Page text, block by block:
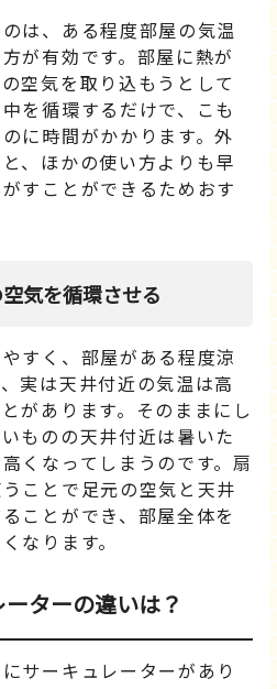
は、ある程度部屋の気温
が有効です。部屋に熱が
空気を取り込もうとして
を循環するだけで、こも
に時間がかかります。外
、ほかの使い方よりも早
すことができるためおす
気を循環させる
すく、部屋がある程度涼
実は天井付近の気温は高
があります。そのままにし
ものの天井付近は暑いた
くなってしまうのです。扇
ことで足元の空気と天井
ことができ、部屋全体を
なります。
ターの違いは？
サーキュレーターがあり